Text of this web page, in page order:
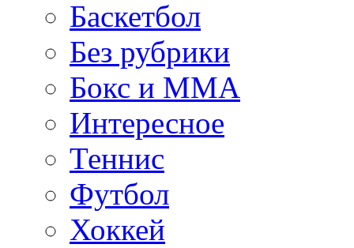
Баскетбол
Без рубрики
Бокс и ММА
Интересное
Теннис
Футбол
Хоккей